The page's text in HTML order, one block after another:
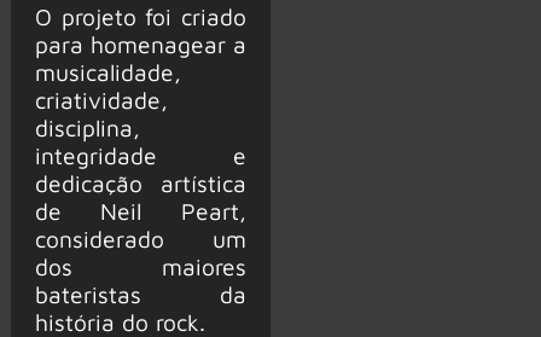
O projeto foi criado
para homenagear a
musicalidade,
criatividade,
disciplina,
integridade e
dedicação artística
de Neil Peart,
considerado um
dos maiores
bateristas da
história do rock.